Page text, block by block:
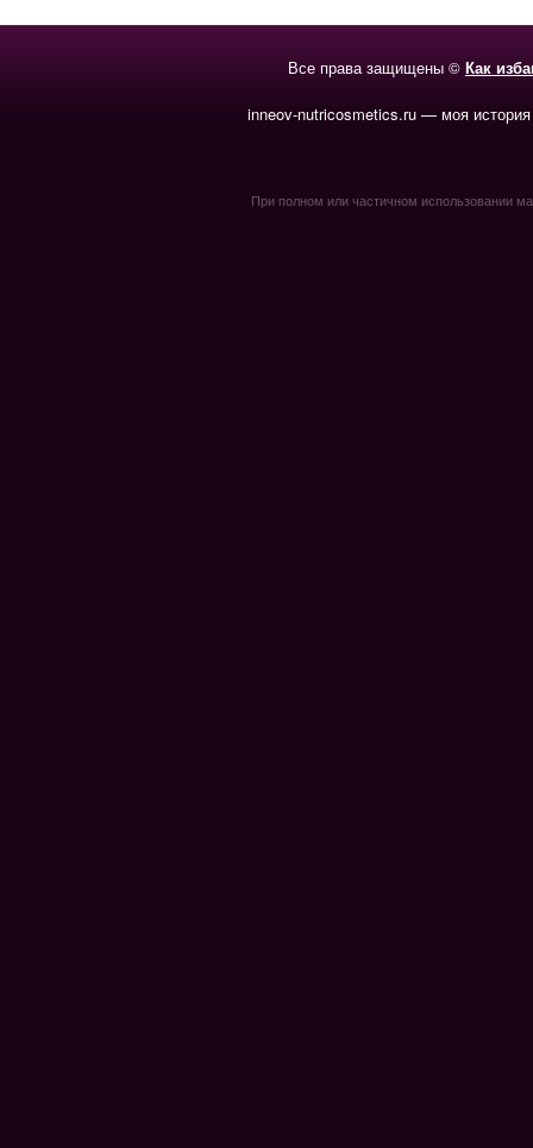
Все права защищены © Как
inneov-nutricosmetics.ru — моя
При полном или частичном использовании